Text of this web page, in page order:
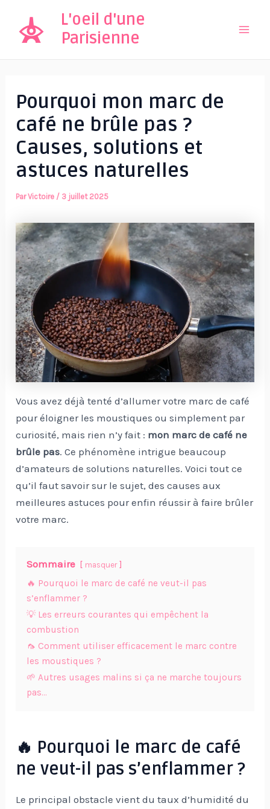
contenu
L'oeil d'une
Parisienne
Pourquoi mon marc de
café ne brûle pas ?
Causes, solutions et
astuces naturelles
ParVictoire / 3 juillet 2025
Vous avez déjà tenté d’allumer votre marc de café
pour éloigner les moustiques ou simplement par
curiosité, mais rien n’y fait : mon marc de café ne
brûle pas. Ce phénomène intrigue beaucoup
d’amateurs de solutions naturelles. Voici tout ce
qu’il faut savoir sur le sujet, des causes aux
meilleures astuces pour enfin réussir à faire brûler
votre marc.
Sommaire masquer
🔥 Pourquoi le marc de café ne veut-il pas
s’enflammer ?
💡 Les erreurs courantes qui empêchent la
combustion
🦟 Comment utiliser efficacement le marc contre
les moustiques ?
🌱 Autres usages malins si ça ne marche toujours
pas…
🔥 Pourquoi le marc de café
ne veut-il pas s’enflammer ?
Le principal obstacle vient du taux d’humidité du